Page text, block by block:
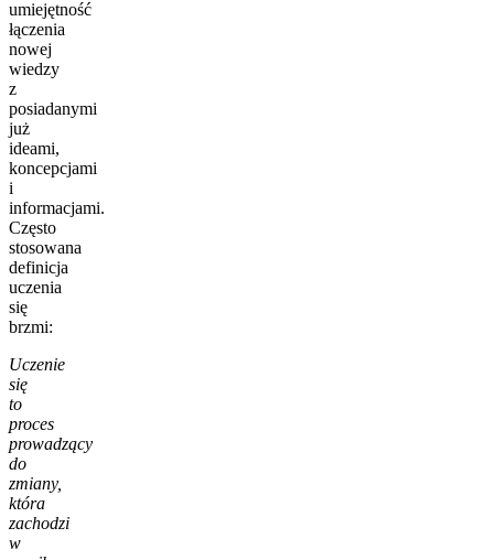
umiejętność
łączenia
nowej
wiedzy
z
posiadanymi
już
ideami,
koncepcjami
i
informacjami.
Często
stosowana
definicja
uczenia
się
brzmi:
Uczenie
się
to
proces
prowadzący
do
zmiany,
która
zachodzi
w